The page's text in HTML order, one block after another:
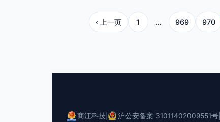
‹ 上一页 1 … 969 970
商江科技| 沪公安备案 31011402009551号|